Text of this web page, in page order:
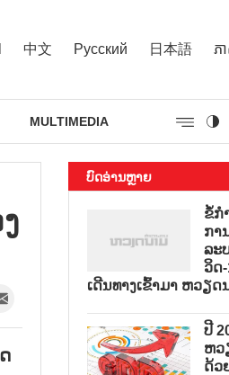
中文 Русский 日本語 ភា
MULTIMEDIA
ບົດອ່ານຫຼາຍ
ຂໍ້ກ
ກາ
ລະ
ວິດ
ເດີນທາງເຂົ້າມາ ຫວຽດ
ປີ
ຫວ
ດ້ວ